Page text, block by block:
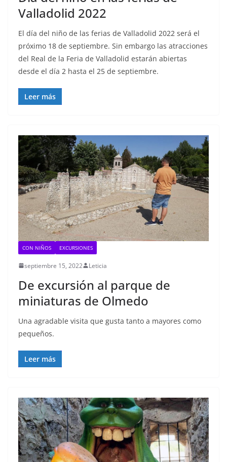
Valladolid 2022
El día del niño de las ferias de Valladolid 2022 será el
próximo 18 de septiembre. Sin embargo las atracciones
del Real de la Feria de Valladolid estarán abiertas
desde el día 2 hasta el 25 de septiembre.
Leer más
CON NIÑOS EXCURSIONES
septiembre 15, 2022 Leticia
De excursión al parque de
miniaturas de Olmedo
Una agradable visita que gusta tanto a mayores como
pequeños.
Leer más